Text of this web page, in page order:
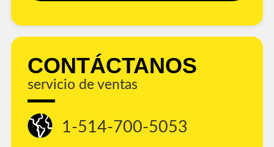
CONTÁCTANOS
servicio de ventas
1-514-700-5053